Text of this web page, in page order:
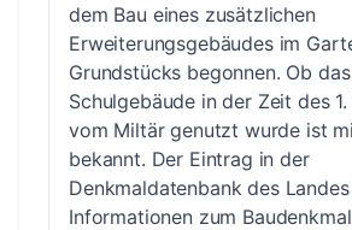
dem Bau eines zusätzlichen
Erweiterungsgebäudes im
Grundstücks begonnen. Ob das
Schulgebäude in der Zeit des
vom Miltär genutzt wurde ist
bekannt. Der Eintrag in der
Denkmaldatenbank des
Informationen zum